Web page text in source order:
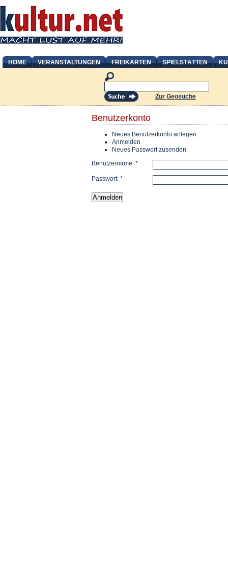
HOME VERANSTALTUNGEN FREIKARTEN SPIELSTÄTTEN
Zur Geosuche
Benutzerkonto
Neues Benutzerkonto anlegen
Anmelden
Neues Passwort zusenden
Benutzername: *
Passwort: *